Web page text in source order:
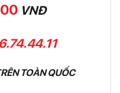
VNĐ
TOÀN QUỐC